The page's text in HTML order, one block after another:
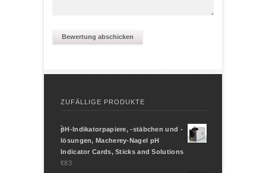
ZUFÄLLIGE PRODUKTE
pH-Indikatorpapiere, -stäbchen und -
lösungen, Macherey-Nagel pH
Indicator Cards, Sticks and Solutions
€83